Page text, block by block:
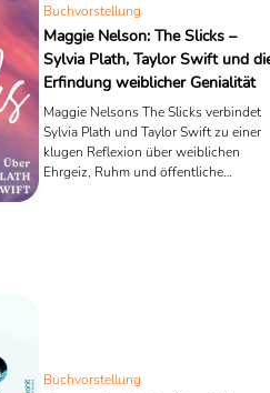
Buchvorstellung
Maggie Nelson: The Slicks –
Sylvia Plath, Taylor Swift und
Erfindung weiblicher Genialität
Maggie Nelsons The Slicks verbindet
Sylvia Plath und Taylor Swift zu einer
klugen Reflexion über weiblichen
Ehrgeiz, Ruhm und öffentliche
Buchvorstellung